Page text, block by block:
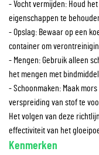
- Vocht vermijden: Houd
eigenschappen te
- Opslag: Bewaar op een
container om
- Mengen: Gebruik alleen
het mengen met
- Schoonmaken: Maak
verspreiding van stof te
Het volgen van deze
effectiviteit van het
Kenmerken